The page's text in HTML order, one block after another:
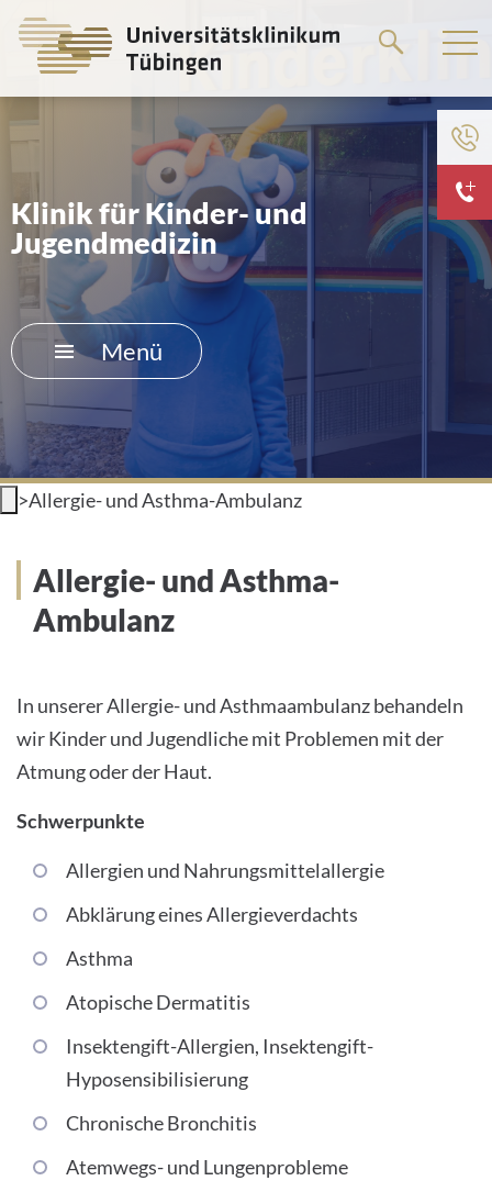
zum
Klinik für Kinder- und
Jugendmedizin
Menü
>Allergie- und Asthma-Ambulanz
Allergie- und Asthma-
Ambulanz
In unserer Allergie- und Asthmaambulanz behandeln
wir Kinder und Jugendliche mit Problemen mit der
Atmung oder der Haut.
Schwerpunkte
Allergien und Nahrungsmittelallergie
Abklärung eines Allergieverdachts
Asthma
Atopische Dermatitis
Insektengift-Allergien, Insektengift-
Hyposensibilisierung
Chronische Bronchitis
Atemwegs- und Lungenprobleme